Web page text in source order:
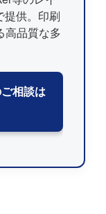
提供。印刷
高品質な多
相談は